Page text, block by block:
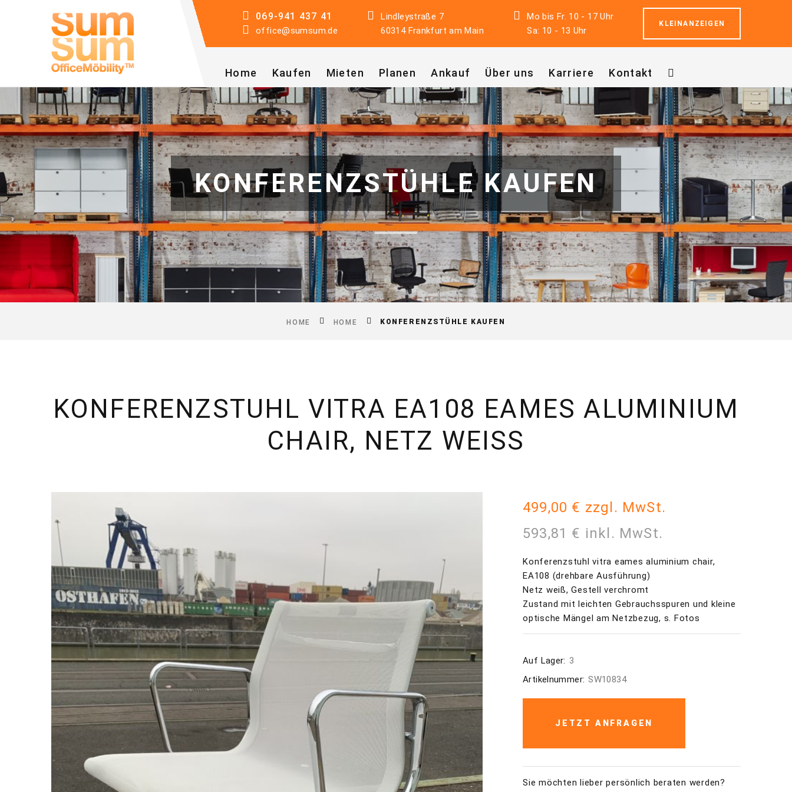
069-941 437 41
office@sumsum.de
Lindleystraße 7
60314 Frankfurt am Main
Mo bis Fr. 10 - 17 Uhr
Sa: 10 - 13 Uhr
KLEINANZEIGEN
Home Kaufen Mieten Planen Ankauf Über uns Karriere Kontakt
KONFERENZSTÜHLE KAUFEN
HOME HOME KONFERENZSTÜHLE KAUFEN
KONFERENZSTUHL VITRA EA108 EAMES ALUMINIUM
CHAIR, NETZ WEISS
499,00 € zzgl. MwSt.
593,81 € inkl. MwSt.
Konferenzstuhl vitra eames aluminium chair,
EA108 (drehbare Ausführung)
Netz weiß, Gestell verchromt
Zustand mit leichten Gebrauchsspuren und kleine
optische Mängel am Netzbezug, s. Fotos
Auf Lager: 3
Artikelnummer: SW10834
JETZT ANFRAGEN
Sie möchten lieber persönlich beraten werden?